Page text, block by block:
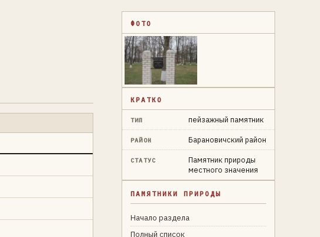
ФОТО
КРАТКО
ТИП пейзажный памятник
РАЙОН Барановичский район
СТАТУС
Памятник природы
местного значения
ПАМЯТНИКИ ПРИРОДЫ
Начало раздела
Полный список